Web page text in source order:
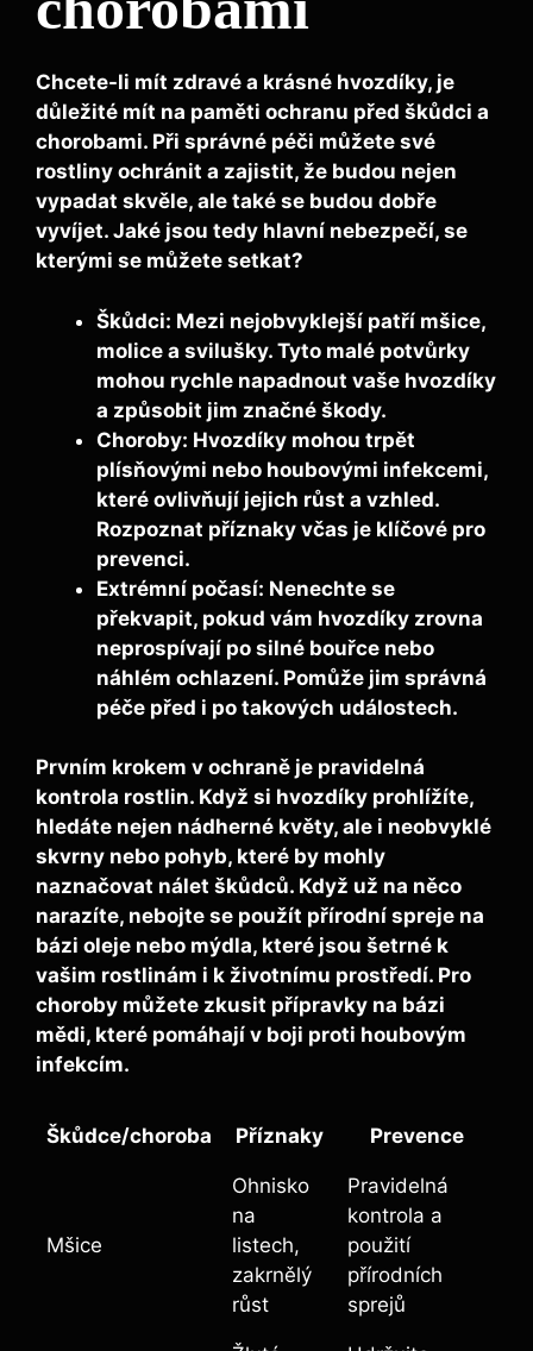
Chcete-li mít zdravé a krásné hvozdíky, je
důležité mít na paměti ochranu před škůdci a
chorobami. Při správné péči můžete své
rostliny ochránit a zajistit, že budou nejen
vypadat skvěle, ale také se budou dobře
vyvíjet. Jaké jsou tedy hlavní nebezpečí, se
kterými se můžete setkat?
Škůdci: Mezi nejobvyklejší patří mšice,
molice a svilušky. Tyto malé potvůrky
mohou rychle napadnout vaše hvozdíky
a způsobit jim značné škody.
Choroby: Hvozdíky mohou trpět
plísňovými nebo houbovými infekcemi,
které ovlivňují jejich růst a vzhled.
Rozpoznat příznaky včas je klíčové pro
prevenci.
Extrémní počasí: Nenechte se
překvapit, pokud vám hvozdíky zrovna
neprospívají po silné bouřce nebo
náhlém ochlazení. Pomůže jim správná
péče před i po takových událostech.
Prvním krokem v ochraně je pravidelná
kontrola rostlin. Když si hvozdíky prohlížíte,
hledáte nejen nádherné květy, ale i neobvyklé
skvrny nebo pohyb, které by mohly
naznačovat nálet škůdců. Když už na něco
narazíte, nebojte se použít přírodní spreje na
bázi oleje nebo mýdla, které jsou šetrné k
vašim rostlinám i k životnímu prostředí. Pro
choroby můžete zkusit přípravky na bázi
mědi, které pomáhají v boji proti houbovým
infekcím.
Škůdce/choroba Příznaky Prevence
Mšice
Ohnisko
na
listech,
zakrnělý
růst
Pravidelná
kontrola a
použití
přírodních
sprejů